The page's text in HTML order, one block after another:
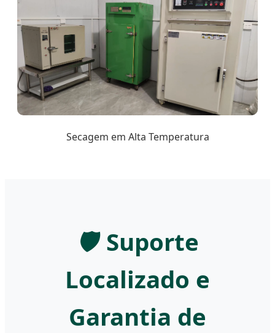
Secagem em Alta Temperatura
🛡️ Suporte
Localizado e
Garantia de